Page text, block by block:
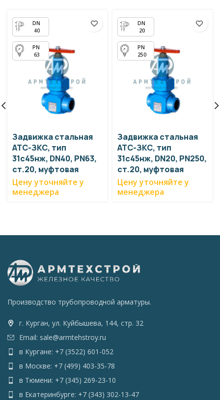
40
63
Задвижка стальная
АТС-ЗКС, тип
31с45нж, DN40, PN63,
ст.20, муфтовая
Цену уточняйте у
менеджера
20
250
Задвижка стальная
АТС-ЗКС, тип
31с45нж, DN20, PN250,
ст.20, муфтовая
Цену уточняйте у
менеджера
Производство трубопроводной арматуры.
г. Курган, ул. Куйбышева, 144, стр. 32
Email: sale@armtehstroy.ru
в Кургане: +7 (3522) 601-052
в Москве: +7 (499) 403-35-78
в Тюмени: +7 (345) 269-23-10
в Екатеринбурге: +7 (343) 302-13-47